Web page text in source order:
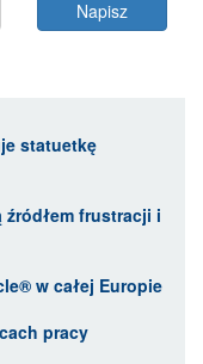
statuetkę
frustracji i
w całej Europie
pracy